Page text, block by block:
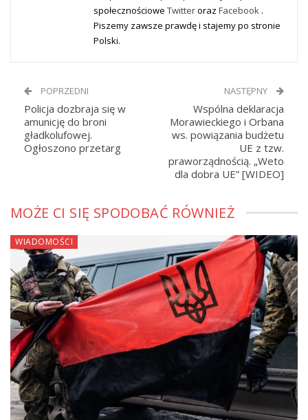
społecznościowe Twitteroraz Facebook .
Piszemy zawsze prawdę i stajemy po stronie
Polski.
POPRZEDNI
Policja dozbraja się w
amunicję do broni
gładkolufowej.
Ogłoszono przetarg
NASTĘPNY
Wspólna deklaracja
Morawieckiego i Orbana
ws. powiązania budżetu
UE z tzw.
praworządnością. „Weto
dla dobra UE” [WIDEO]
MOŻE CI SIĘ SPODOBAĆ RÓWNIEŻ
WIADOMOŚCI